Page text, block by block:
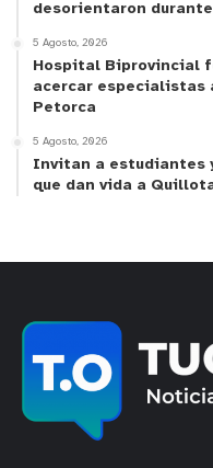
desorientaron
5 Agosto, 2026
Hospital Biprovincial
acercar especialistas
Petorca
5 Agosto, 2026
Invitan a estudiantes
que dan vida a